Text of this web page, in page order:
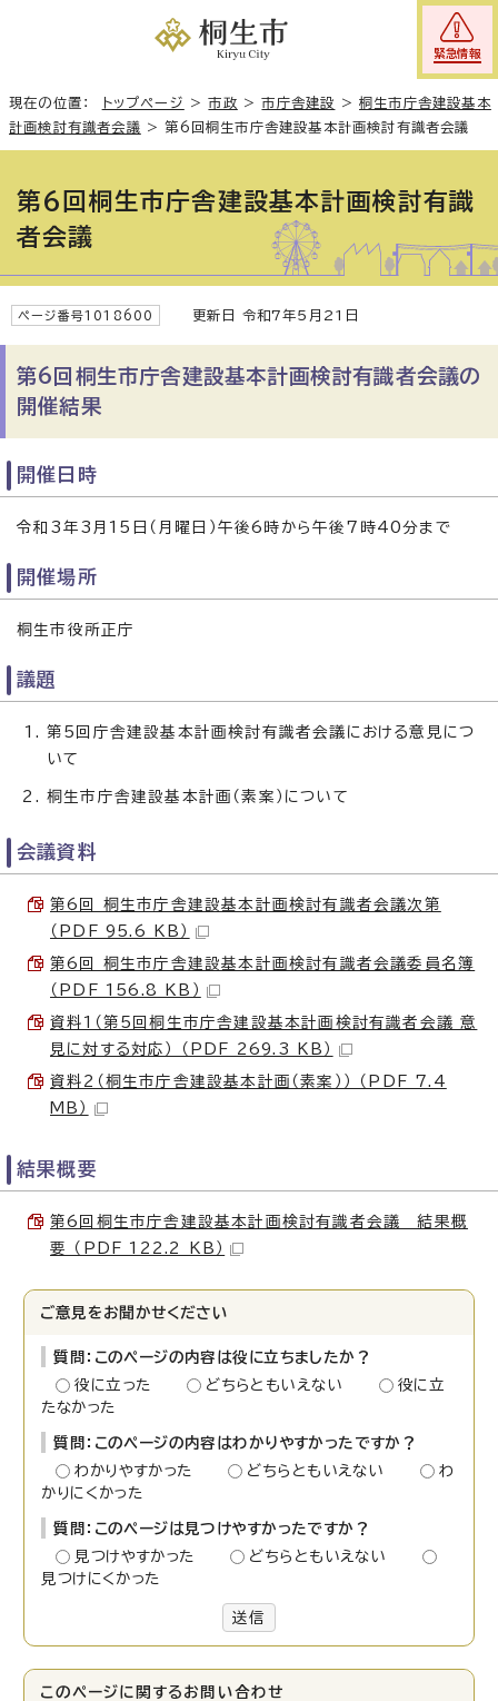
緊急情報
現在の位置： トップページ >市政 >市庁舎建設 >桐生市庁舎建設基本
計画検討有識者会議 >第6回桐生市庁舎建設基本計画検討有識者会議
第6回桐生市庁舎建設基本計画検討有識
者会議
ページ番号1018600 更新日 令和7年5月21日
第6回桐生市庁舎建設基本計画検討有識者会議の
開催結果
開催日時
令和3年3月15日（月曜日）午後6時から午後7時40分まで
開催場所
桐生市役所正庁
議題
第5回庁舎建設基本計画検討有識者会議における意見につ
いて
桐生市庁舎建設基本計画（素案）について
会議資料
第6回 桐生市庁舎建設基本計画検討有識者会議次第
（PDF 95.6 KB）
第6回 桐生市庁舎建設基本計画検討有識者会議委員名簿
（PDF 156.8 KB）
資料1（第5回桐生市庁舎建設基本計画検討有識者会議 意
見に対する対応） （PDF 269.3 KB）
資料2（桐生市庁舎建設基本計画（素案）） （PDF 7.4
MB）
結果概要
第6回桐生市庁舎建設基本計画検討有識者会議 結果概
要 （PDF 122.2 KB）
ご意見をお聞かせください
質問：このページの内容は役に立ちましたか？
役に立った
どちらともいえない
役に立
たなかった
質問：このページの内容はわかりやすかったですか？
わかりやすかった
どちらともいえない
わ
かりにくかった
質問：このページは見つけやすかったですか？
見つけやすかった
どちらともいえない
見つけにくかった
送信
このページに関する お問い合わせ